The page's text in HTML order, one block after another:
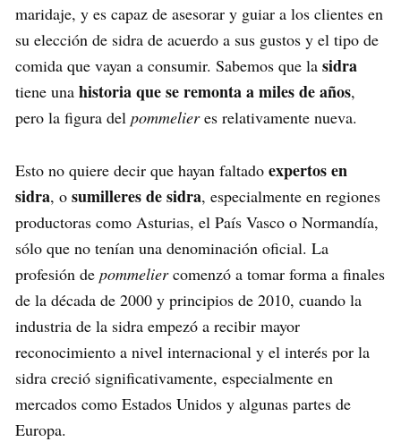
maridaje, y es capaz de asesorar y guiar a los clientes en
su elección de sidra de acuerdo a sus gustos y el tipo de
comida que vayan a consumir. Sabemos que la sidra
tiene una historia que se remonta a miles de años,
pero la figura del pommelieres relativamente nueva.
Esto no quiere decir que hayan faltado expertos en
sidra, o sumilleres de sidra, especialmente en regiones
productoras como Asturias, el País Vasco o Normandía,
sólo que no tenían una denominación oficial. La
profesión de pommeliercomenzó a tomar forma a finales
de la década de 2000 y principios de 2010, cuando la
industria de la sidra empezó a recibir mayor
reconocimiento a nivel internacional y el interés por la
sidra creció significativamente, especialmente en
mercados como Estados Unidos y algunas partes de
Europa.